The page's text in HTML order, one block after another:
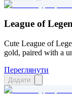
League of
Cute League of
gold, paired with a
Переглянути
Додати